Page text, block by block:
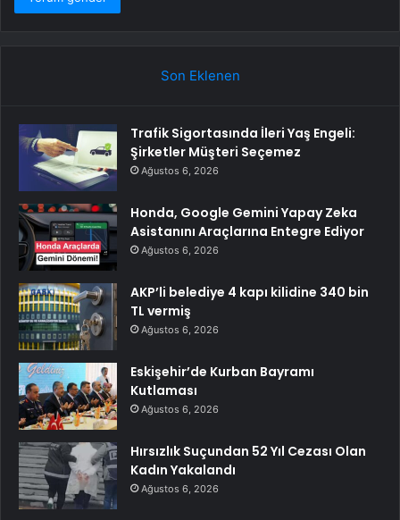
Son Eklenen
Trafik Sigortasında İleri Yaş Engeli:
Şirketler Müşteri Seçemez
Ağustos 6, 2026
Honda, Google Gemini Yapay Zeka
Asistanını Araçlarına Entegre Ediyor
Ağustos 6, 2026
AKP’li belediye 4 kapı kilidine 340 bin
TL vermiş
Ağustos 6, 2026
Eskişehir’de Kurban Bayramı
Kutlaması
Ağustos 6, 2026
Hırsızlık Suçundan 52 Yıl Cezası Olan
Kadın Yakalandı
Ağustos 6, 2026